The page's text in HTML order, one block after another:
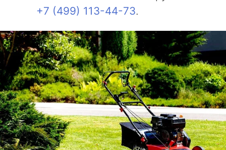
+7 (499) 113-44-73.